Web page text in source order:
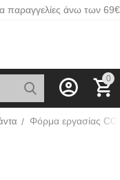
παραγγελίες άνω των 69€
0
/